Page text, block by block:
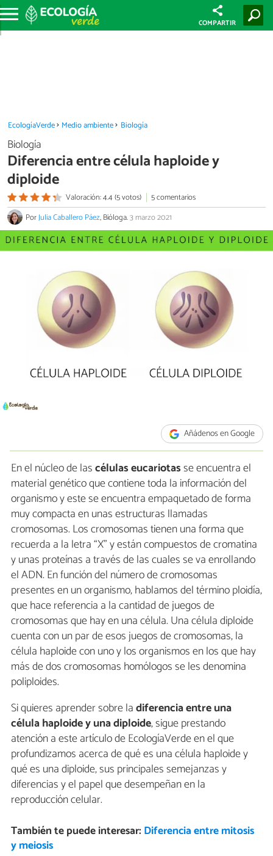
COMPARTIR
EcologíaVerde Medio ambiente Biología
Biología
Diferencia entre célula haploide y
diploide
Valoración: 4.4 (5 votos)
5 comentarios
PorJulia Caballero Páez, Bióloga.3 marzo 2021
Añádenos en Google
En el núcleo de lascélulas eucariotasse encuentra el
material genético que contiene toda la información del
organismo y este se encuentra empaquetado de forma
muy compacta en unas estructuras llamadas
cromosomas. Los cromosomas tienen una forma que
recuerda a la letra “X” y están compuestos de cromatina
y unas proteínas a través de las cuales se va enrollando
el ADN. En función del número de cromosomas
presentes en un organismo, hablamos del término ploidía,
que hace referencia a la cantidad de juegos de
cromosomas que hay en una célula. Una célula diploide
cuenta con un par de esos juegos de cromosomas, la
célula haploide con uno y los organismos en los que hay
más de dos cromosomas homólogos se les denomina
poliploides.
Si quieres aprender sobre ladiferencia entre una
célula haploide y una diploide, sigue prestando
atención a este artículo de EcologíaVerde en el que
profundizamos acerca de qué es una célula haploide y
qué es una diploide, sus principales semejanzas y
diferencias y el papel que desempeñan en la
reproducción celular.
También te puede interesar: Diferencia entre mitosis
y meiosis